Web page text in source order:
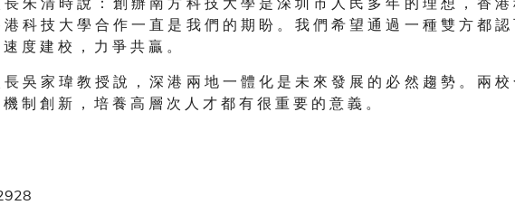
科 技 大 學 合 作 一 直 是 我 們 的 期 盼 。 我 們 希 望 通 過 一 種 雙 方 都
度 建 校 ， 力 爭 共 贏 。
吳 家 瑋 教 授 說 ， 深 港 兩 地 一 體 化 是 未 來 發 展 的 必 然 趨 勢 。 兩
制 創 新 ， 培 養 高 層 次 人 才 都 有 很 重 要 的 意 義 。